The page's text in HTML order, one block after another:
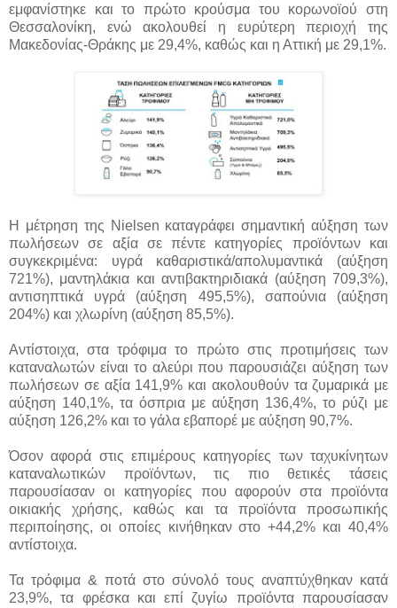
εμφανίστηκε και το πρώτο κρούσμα του κορωνοϊού στη
Θεσσαλονίκη, ενώ ακολουθεί η ευρύτερη περιοχή της
Μακεδονίας-Θράκης με 29,4%, καθώς και η Αττική με 29,1%.
Η μέτρηση της Nielsen καταγράφει σημαντική αύξηση των
πωλήσεων σε αξία σε πέντε κατηγορίες προϊόντων και
συγκεκριμένα: υγρά καθαριστικά/απολυμαντικά (αύξηση
721%), μαντηλάκια και αντιβακτηριδιακά (αύξηση 709,3%),
αντισηπτικά υγρά (αύξηση 495,5%), σαπούνια (αύξηση
204%) και χλωρίνη (αύξηση 85,5%).
Αντίστοιχα, στα τρόφιμα το πρώτο στις προτιμήσεις των
καταναλωτών είναι το αλεύρι που παρουσιάζει αύξηση των
πωλήσεων σε αξία 141,9% και ακολουθούν τα ζυμαρικά με
αύξηση 140,1%, τα όσπρια με αύξηση 136,4%, το ρύζι με
αύξηση 126,2% και το γάλα εβαπορέ με αύξηση 90,7%.
Όσον αφορά στις επιμέρους κατηγορίες των ταχυκίνητων
καταναλωτικών προϊόντων, τις πιο θετικές τάσεις
παρουσίασαν οι κατηγορίες που αφορούν στα προϊόντα
οικιακής χρήσης, καθώς και τα προϊόντα προσωπικής
περιποίησης, οι οποίες κινήθηκαν στο +44,2% και 40,4%
αντίστοιχα.
Τα τρόφιμα & ποτά στο σύνολό τους αναπτύχθηκαν κατά
23,9%, τα φρέσκα και επί ζυγίω προϊόντα παρουσίασαν